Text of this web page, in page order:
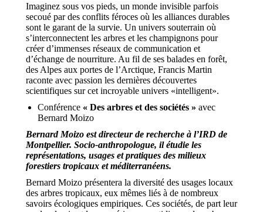
Imaginez sous vos pieds, un monde invisible parfois
secoué par des conflits féroces où les alliances durables
sont le garant de la survie. Un univers souterrain où
s’interconnectent les arbres et les champignons pour
créer d’immenses réseaux de communication et
d’échange de nourriture. Au fil de ses balades en forêt,
des Alpes aux portes de l’Arctique, Francis Martin
raconte avec passion les dernières découvertes
scientifiques sur cet incroyable univers «intelligent».
Conférence « Des arbres et des sociétés » avec
Bernard Moizo
Bernard Moizo est directeur de recherche à l’IRD de
Montpellier. Socio-anthropologue, il étudie les
représentations, usages et pratiques des milieux
forestiers tropicaux et méditerranéens.
Bernard Moizo présentera la diversité des usages locaux
des arbres tropicaux, eux mêmes liés à de nombreux
savoirs écologiques empiriques. Ces sociétés, de part leur